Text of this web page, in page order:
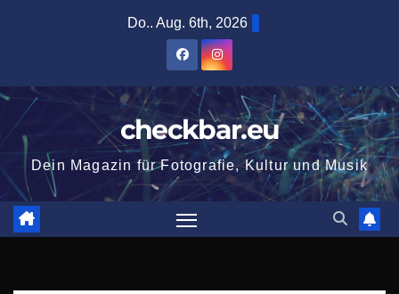
Do.. Aug. 6th, 2026
checkbar.eu
Dein Magazin für Fotografie, Kultur und Musik